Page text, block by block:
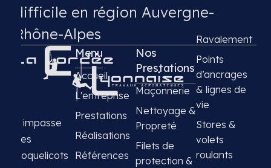
difficile en région Auvergne-
Rhône-Alpes
4 impasse
des
Coquelicots
Menu
Accueil
L'entreprise
Prestations
Réalisations
Références
Nos
Prestations
Maçonnerie
Nettoyage &
Propreté
Filets de
protection &
Ravalement
Points
d’ancrages
& lignes de
vie
Stores &
volets
roulants